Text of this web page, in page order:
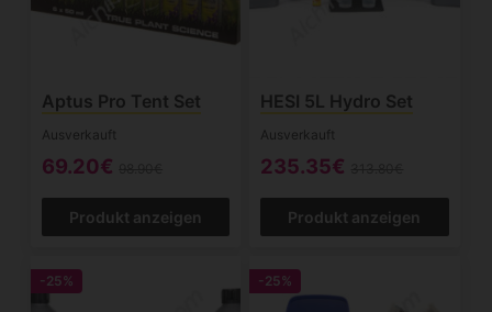
Aptus Pro Tent Set
Ausverkauft
69.20€
Produkt anzeigen
HESI 5L Hydro Set
Ausverkauft
235.35€
Produkt anzeigen
-25% -25%